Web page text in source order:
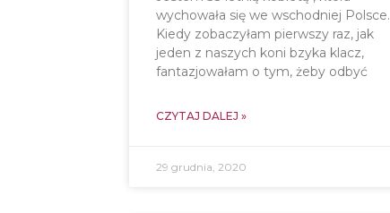
wychowała się we wschodniej Polsce.
Kiedy zobaczyłam pierwszy raz, jak
jeden z naszych koni bzyka klacz,
fantazjowałam o tym, żeby odbyć
CZYTAJ DALEJ »
29 grudnia, 2020